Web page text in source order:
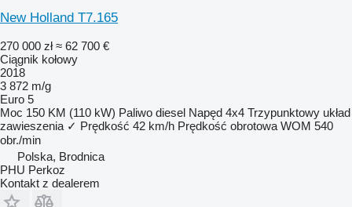
New Holland T7.165
270 000 zł ≈ 62 700 €
Ciągnik kołowy
2018
3 872 m/g
Euro 5
Moc 150 KM (110 kW) Paliwo diesel Napęd 4x4 Trzypunktowy układ
zawieszenia ✓ Prędkość 42 km/h Prędkość obrotowa WOM 540
obr./min
Polska, Brodnica
PHU Perkoz
Kontakt z dealerem